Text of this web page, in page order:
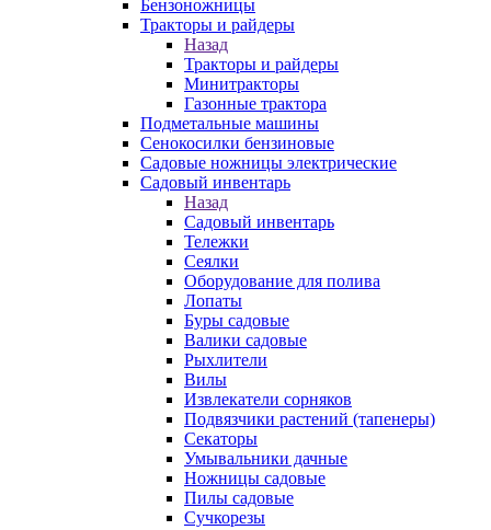
Бензоножницы
Тракторы и райдеры
Назад
Тракторы и райдеры
Минитракторы
Газонные трактора
Подметальные машины
Сенокосилки бензиновые
Садовые ножницы электрические
Садовый инвентарь
Назад
Садовый инвентарь
Тележки
Сеялки
Оборудование для полива
Лопаты
Буры садовые
Валики садовые
Рыхлители
Вилы
Извлекатели сорняков
Подвязчики растений (тапенеры)
Секаторы
Умывальники дачные
Ножницы садовые
Пилы садовые
Сучкорезы